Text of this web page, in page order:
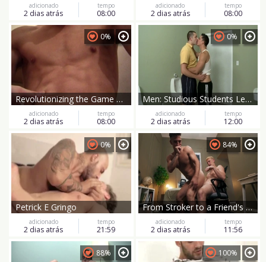
adicionado
2 dias atrás
tempo
08:00
adicionado
2 dias atrás
tempo
08:00
Revolutionizing the Game with Eastboys Epi 8
0%
adicionado
2 dias atrás
tempo
08:00
Men: Studious Students Learn New Tricks Together
0%
adicionado
2 dias atrás
tempo
12:00
Petrick E Gringo
0%
adicionado
2 dias atrás
tempo
21:59
From Stroker to a Friend's Hole
84%
adicionado
2 dias atrás
tempo
11:56
88% 100%